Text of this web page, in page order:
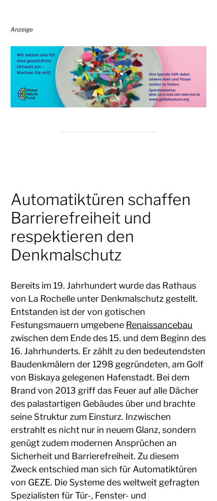
Anzeige
Automatiktüren schaffen
Barrierefreiheit und
respektieren den
Denkmalschutz
Bereits im 19. Jahrhundert wurde das Rathaus
von La Rochelle unter Denkmalschutz gestellt.
Entstanden ist der von gotischen
Festungsmauern umgebene Renaissancebau
zwischen dem Ende des 15. und dem Beginn des
16. Jahrhunderts. Er zählt zu den bedeutendsten
Baudenkmälern der 1298 gegründeten, am Golf
von Biskaya gelegenen Hafenstadt. Bei dem
Brand von 2013 griff das Feuer auf alle Dächer
des palastartigen Gebäudes über und brachte
seine Struktur zum Einsturz. Inzwischen
erstrahlt es nicht nur in neuem Glanz, sondern
genügt zudem modernen Ansprüchen an
Sicherheit und Barrierefreiheit. Zu diesem
Zweck entschied man sich für Automatiktüren
von GEZE. Die Systeme des weltweit gefragten
Spezialisten für Tür-, Fenster- und